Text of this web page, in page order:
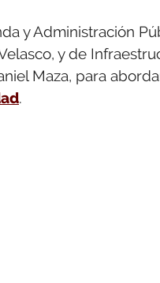
y Administración
y de
Maza, para
.